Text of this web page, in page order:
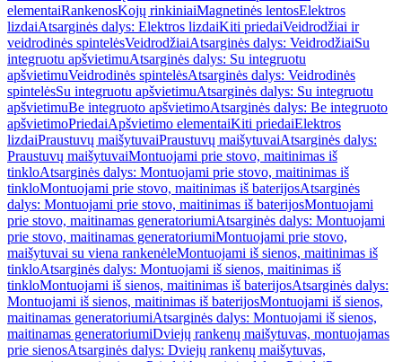
elementaiRankenosKojų rinkiniaiMagnetinės lentosElektros
lizdaiAtsarginės dalys: Elektros lizdaiKiti priedaiVeidrodžiai ir
veidrodinės spintelėsVeidrodžiaiAtsarginės dalys: VeidrodžiaiSu
integruotu apšvietimuAtsarginės dalys: Su integruotu
apšvietimuVeidrodinės spintelėsAtsarginės dalys: Veidrodinės
spintelėsSu integruotu apšvietimuAtsarginės dalys: Su integruotu
apšvietimuBe integruoto apšvietimoAtsarginės dalys: Be integruoto
apšvietimoPriedaiApšvietimo elementaiKiti priedaiElektros
lizdaiPraustuvų maišytuvaiPraustuvų maišytuvaiAtsarginės dalys:
Praustuvų maišytuvaiMontuojami prie stovo, maitinimas iš
tinkloAtsarginės dalys: Montuojami prie stovo, maitinimas iš
tinkloMontuojami prie stovo, maitinimas iš baterijosAtsarginės
dalys: Montuojami prie stovo, maitinimas iš baterijosMontuojami
prie stovo, maitinamas generatoriumiAtsarginės dalys: Montuojami
prie stovo, maitinamas generatoriumiMontuojami prie stovo,
maišytuvai su viena rankenėleMontuojami iš sienos, maitinimas iš
tinkloAtsarginės dalys: Montuojami iš sienos, maitinimas iš
tinkloMontuojami iš sienos, maitinimas iš baterijosAtsarginės dalys:
Montuojami iš sienos, maitinimas iš baterijosMontuojami iš sienos,
maitinamas generatoriumiAtsarginės dalys: Montuojami iš sienos,
maitinamas generatoriumiDviejų rankenų maišytuvas, montuojamas
prie sienosAtsarginės dalys: Dviejų rankenų maišytuvas,